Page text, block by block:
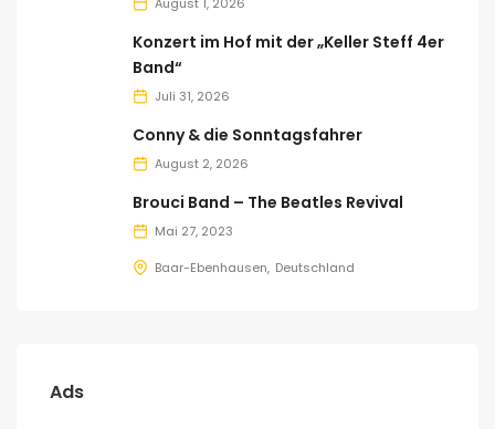
Konzert im Hof mit der „Keller Steff 4er
Band“
Juli 31, 2026
Conny & die Sonntagsfahrer
August 2, 2026
Brouci Band – The Beatles Revival
Mai 27, 2023
Baar-Ebenhausen Deutschland
Ads